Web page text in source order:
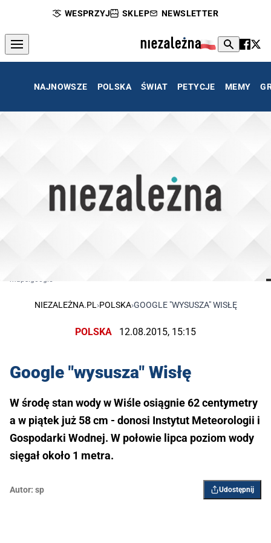
WESPRZYJ SKLEP NEWSLETTER
NAJNOWSZE POLSKA ŚWIAT PETYCJE MEMY
NIEZALEŻNA.PL ›POLSKA›GOOGLE "WYSUSZA" WISŁĘ
POLSKA 12.08.2015, 15:15
Google "wysusza" Wisłę
W środę stan wody w Wiśle osiągnie 62 centymetry
a w piątek już 58 cm - donosi Instytut Meteorologii i
Gospodarki Wodnej. W połowie lipca poziom wody
sięgał około 1 metra.
Autor: sp Udostępnij